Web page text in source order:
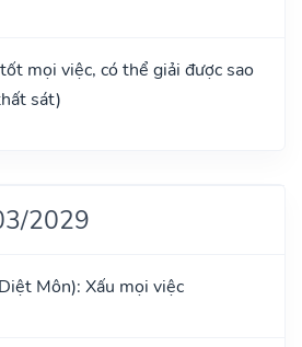
mọi việc, có thể giải được sao
sát)
2029
Môn): Xấu mọi việc